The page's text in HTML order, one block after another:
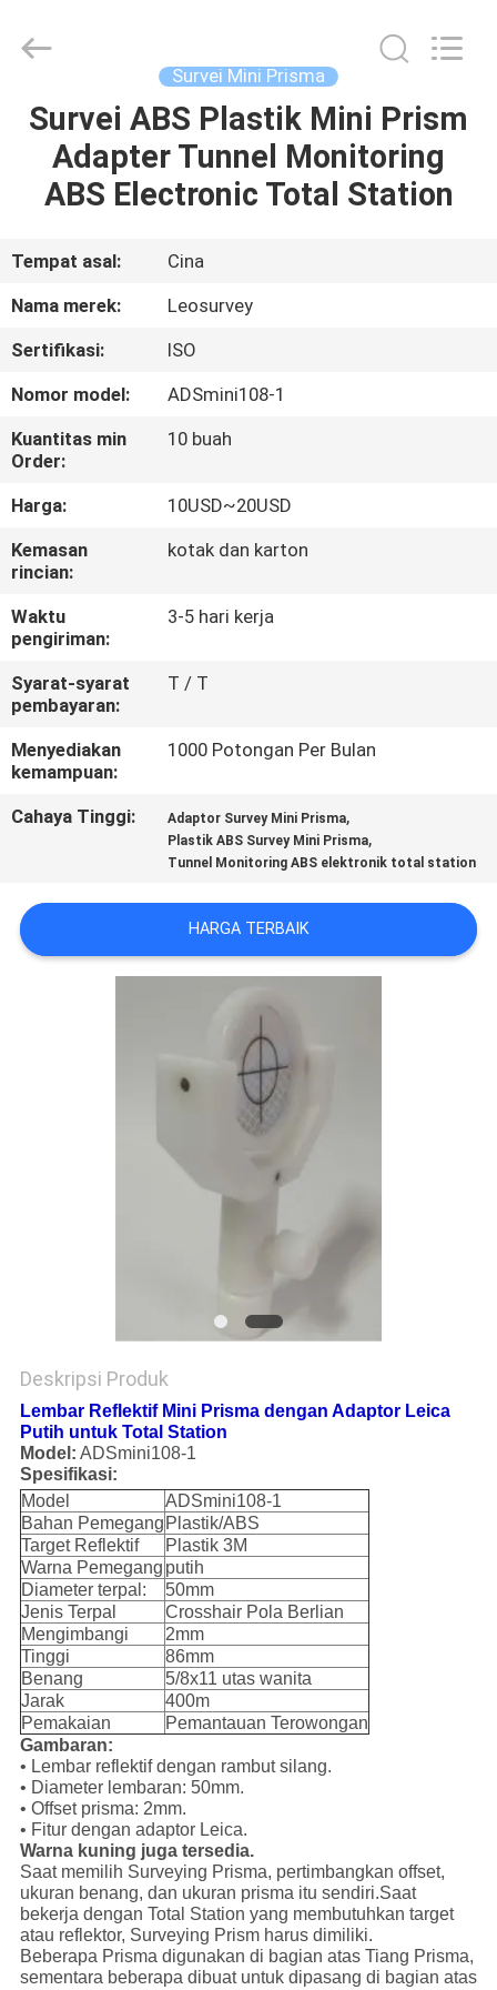
RUMAH
PRODUK
TENTANG
KAMI
TUR
PABRIK
KONTROL
KUALITAS
HUBUNGI
KAMI
PERMINTAAN
SITEMAP
POLICY
Instrument
Co.,Ltd.
Survei Mini Prisma
Survei ABS Plastik Mini Prism
Adapter Tunnel Monitoring
ABS Electronic Total Station
Tempat asal:
Cina
Nama merek:
Leosurvey
Sertifikasi:
ISO
Nomor model:
ADSmini108-1
Kuantitas min
Order:
10 buah
Harga:
10USD~20USD
Kemasan
rincian:
kotak dan karton
Waktu
pengiriman:
3-5 hari kerja
Syarat-syarat
pembayaran:
T / T
Menyediakan
kemampuan:
1000 Potongan Per Bulan
Cahaya Tinggi: Adaptor Survey Mini Prisma,
Plastik ABS Survey Mini Prisma,
Tunnel Monitoring ABS elektronik total station
HARGA TERBAIK
Deskripsi Produk
Lembar Reflektif Mini Prisma dengan Adaptor Leica
Putih untuk Total Station
Model: ADSmini108-1
Spesifikasi:
Model
ADSmini108-1
Bahan Pemegang Plastik/ABS
Target Reflektif
Plastik 3M
Warna Pemegang putih
Diameter terpal:
50mm
Jenis Terpal
Crosshair Pola Berlian
Mengimbangi
2mm
Tinggi
86mm
Benang
5/8x11 utas wanita
Jarak
400m
Pemakaian
Pemantauan Terowongan
Gambaran:
• Lembar reflektif dengan rambut silang.
• Diameter lembaran: 50mm.
• Offset prisma: 2mm.
• Fitur dengan adaptor Leica.
Warna kuning juga tersedia.
Saat memilih Surveying Prisma, pertimbangkan offset,
ukuran benang, dan ukuran prisma itu sendiri.Saat
bekerja dengan Total Station yang membutuhkan target
atau reflektor, Surveying Prism harus dimiliki.
Beberapa Prisma digunakan di bagian atas Tiang Prisma,
sementara beberapa dibuat untuk dipasang di bagian atas